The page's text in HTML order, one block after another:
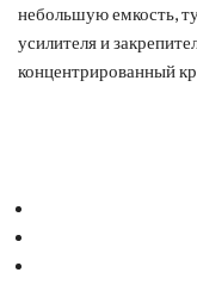
небольшую емкость,
усилителя и
концентрированный